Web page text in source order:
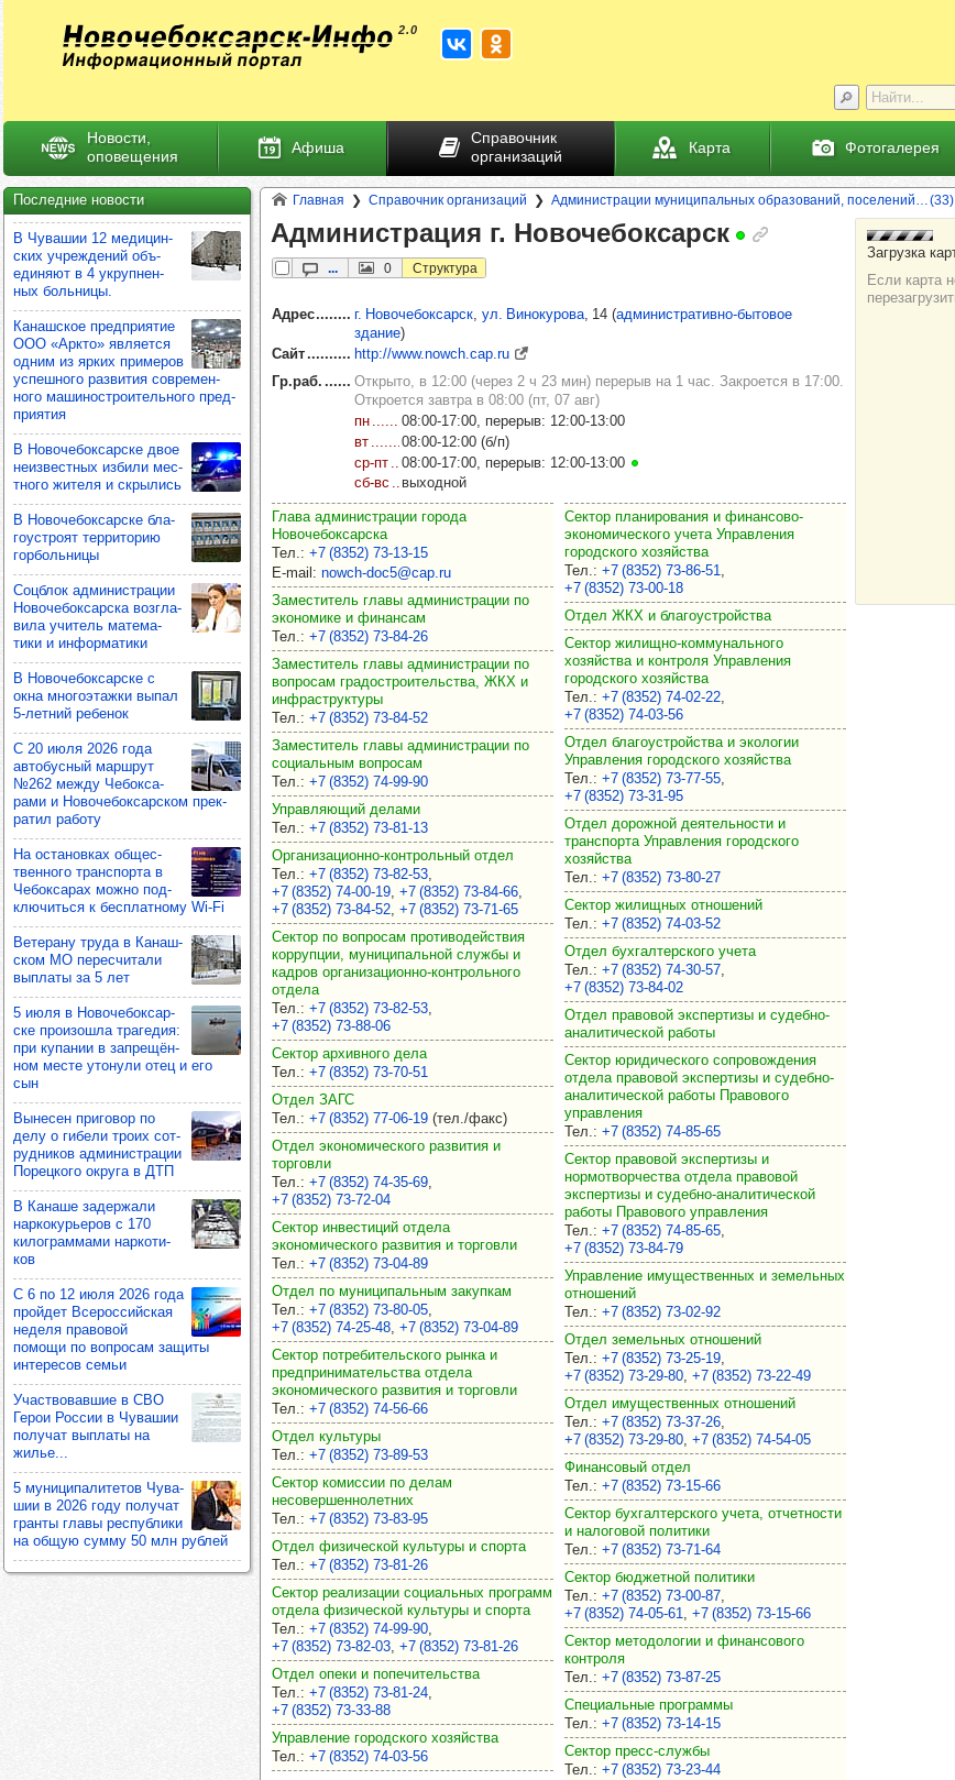
Главная Справочник организаций Администрации муниципальных образований, поселений… (33)
Адми­нис­тра­ция г. Ново­че­бок­сарск
... 0 Структура
Адрес г. Новочебоксарск, ул. Винокурова, 14 (административно-бытовое
здание)
Сайт
http://www.nowch.cap.ru
Гр.раб.
Открыто, в 12:00 (через 2 ч 23 мин) перерыв на 1 час. Закроется в 17:00.
Откроется завтра в 08:00 (пт, 07 авг)
пн
08:00‑17:00, перерыв: 12:00‑13:00
вт
08:00‑12:00 (б/п)
ср‑пт
08:00‑17:00, перерыв: 12:00‑13:00
сб‑вс
выходной
Глава администрации города
Новочебоксарска
Тел.: +7 (8352) 73‑13‑15
E-mail : nowch-doc5@cap.ru
Заместитель главы администрации по
экономике и финансам
Тел.: +7 (8352) 73‑84‑26
Заместитель главы администрации по
вопросам градостроительства, ЖКХ и
инфраструктуры
Тел.: +7 (8352) 73‑84‑52
Заместитель главы администрации по
социальным вопросам
Тел.: +7 (8352) 74‑99‑90
Управляющий делами
Тел.: +7 (8352) 73‑81‑13
Организационно-контрольный отдел
Тел.: +7 (8352) 73‑82‑53,
+7 (8352) 74‑00‑19, +7 (8352) 73‑84‑66,
+7 (8352) 73‑84‑52, +7 (8352) 73‑71‑65
Сектор по вопросам противодействия
коррупции, муниципальной службы и
кадров организационно-контрольного
отдела
Тел.: +7 (8352) 73‑82‑53,
+7 (8352) 73‑88‑06
Сектор архивного дела
Тел.: +7 (8352) 73‑70‑51
Отдел ЗАГС
Тел.: +7 (8352) 77‑06‑19 (тел./факс)
Отдел экономического развития и
торговли
Тел.: +7 (8352) 74‑35‑69,
+7 (8352) 73‑72‑04
Сектор инвестиций отдела
экономического развития и торговли
Тел.: +7 (8352) 73‑04‑89
Отдел по муниципальным закупкам
Тел.: +7 (8352) 73‑80‑05,
+7 (8352) 74‑25‑48, +7 (8352) 73‑04‑89
Сектор потребительского рынка и
предпринимательства отдела
экономического развития и торговли
Тел.: +7 (8352) 74‑56‑66
Отдел культуры
Тел.: +7 (8352) 73‑89‑53
Сектор комиссии по делам
несовершеннолетних
Тел.: +7 (8352) 73‑83‑95
Отдел физической культуры и спорта
Тел.: +7 (8352) 73‑81‑26
Сектор реализации социальных программ
отдела физической культуры и спорта
Тел.: +7 (8352) 74‑99‑90,
+7 (8352) 73‑82‑03, +7 (8352) 73‑81‑26
Отдел опеки и попечительства
Тел.: +7 (8352) 73‑81‑24,
+7 (8352) 73‑33‑88
Управление городского хозяйства
Тел.: +7 (8352) 74‑03‑56
Сектор планирования и финансово-
экономического учета Управления
городского хозяйства
Тел.:+7 (8352) 73‑86‑51,
+7 (8352) 73‑00‑18
Отдел ЖКХ и благоустройства
Сектор жилищно-коммунального
хозяйства и контроля Управления
городского хозяйства
Тел.:+7 (8352) 74‑02‑22,
+7 (8352) 74‑03‑56
Отдел благоустройства и экологии
Управления городского хозяйства
Тел.:+7 (8352) 73‑77‑55,
+7 (8352) 73‑31‑95
Отдел дорожной деятельности и
транспорта Управления городского
хозяйства
Тел.:+7 (8352) 73‑80‑27
Сектор жилищных отношений
Тел.:+7 (8352) 74‑03‑52
Отдел бухгалтерского учета
Тел.:+7 (8352) 74‑30‑57,
+7 (8352) 73‑84‑02
Отдел правовой экспертизы и судебно-
аналитической работы
Сектор юридического сопровождения
отдела правовой экспертизы и судебно-
аналитической работы Правового
управления
Тел.:+7 (8352) 74‑85‑65
Сектор правовой экспертизы и
нормотворчества отдела правовой
экспертизы и судебно-аналитической
работы Правового управления
Тел.:+7 (8352) 74‑85‑65,
+7 (8352) 73‑84‑79
Управление имущественных и земельных
отношений
Тел.:+7 (8352) 73‑02‑92
Отдел земельных отношений
Тел.:+7 (8352) 73‑25‑19,
+7 (8352) 73‑29‑80,+7 (8352) 73‑22‑49
Отдел имущественных отношений
Тел.:+7 (8352) 73‑37‑26,
+7 (8352) 73‑29‑80,+7 (8352) 74‑54‑05
Финансовый отдел
Тел.:+7 (8352) 73‑15‑66
Сектор бухгалтерского учета, отчетности
и налоговой политики
Тел.:+7 (8352) 73‑71‑64
Сектор бюджетной политики
Тел.:+7 (8352) 73‑00‑87,
+7 (8352) 74‑05‑61,+7 (8352) 73‑15‑66
Сектор методологии и финансового
контроля
Тел.:+7 (8352) 73‑87‑25
Специальные программы
Тел.:+7 (8352) 73‑14‑15
Сектор пресс-службы
Тел.:+7 (8352) 73‑23‑44
Последние новости
В Чува­шии 12 меди­цин­
ских учреж­де­ний объ­
еди­няют в 4 укруп­нен­
ных боль­ницы.
Канаш­ское пред­при­ятие
ООО «Аркто» явля­ется
одним из ярких при­ме­ров
успеш­ного раз­ви­тия сов­ре­мен­
ного маши­нос­тро­итель­ного пред­
при­ятия
В Ново­че­бок­сар­ске двое
неиз­вес­тных избили мес­
тного жителя и скры­лись
В Ново­че­бок­сар­ске бла­
го­ус­троят тер­ри­то­рию
гор­боль­ницы
Соц­блок адми­нис­тра­ции
Ново­че­бок­сар­ска воз­гла­
вила учи­тель мате­ма­
тики и инфор­ма­тики
В Ново­че­бок­сар­ске с
окна мно­го­этажки выпал
5-лет­ний ребе­нок
С 20 июля 2026 года
авто­бус­ный мар­шрут
№262 между Чебок­са­
рами и Ново­че­бок­сар­ском прек­
ра­тил работу
На оста­нов­ках общес­
твен­ного тран­спорта в
Чебок­са­рах можно под­
клю­читься к бес­плат­ному Wi-Fi
Вете­рану труда в Канаш­
ском МО перес­чи­тали
вып­латы за 5 лет
5 июля в Ново­че­бок­сар­
ске про­изошла тра­ге­дия:
при купа­нии в зап­ре­щён­
ном месте уто­нули отец и его
сын
Выне­сен при­го­вор по
делу о гибели троих сот­
руд­ни­ков адми­нис­тра­ции
Порец­кого округа в ДТП
В Канаше задер­жали
нар­ко­курь­еров с 170
килог­рам­мами нар­ко­ти­
ков
С 6 по 12 июля 2026 года
прой­дет Все­рос­сий­ская
неделя пра­во­вой
помощи по воп­ро­сам защиты
инте­ре­сов семьи
Учас­тво­вав­шие в СВО
Герои Рос­сии в Чува­шии
полу­чат вып­латы на
жилье...
5 муни­ци­па­ли­те­тов Чува­
шии в 2026 году полу­чат
гранты главы рес­пуб­лики
на общую сумму 50 млн руб­лей
Новости,
оповещения
Афиша
Справочник
организаций
Карта Фотогалерея